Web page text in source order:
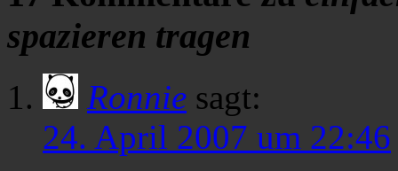
spazieren tragen
Ronnie sagt:
24. April 2007 um 22:46